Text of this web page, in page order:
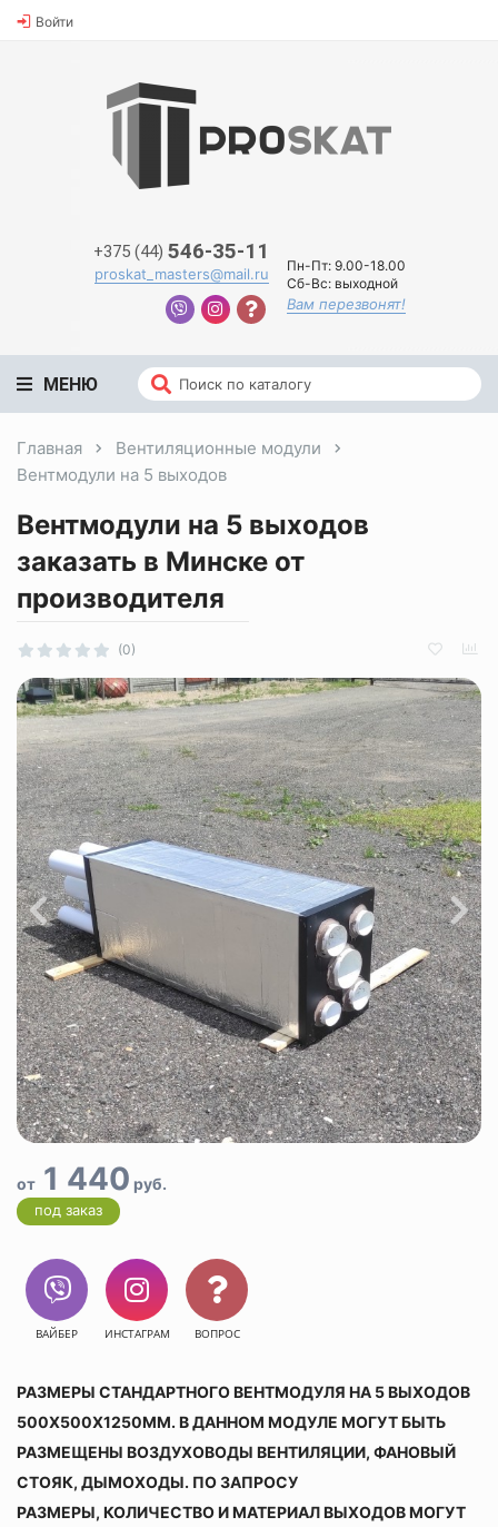
Войти
+375 (44) 546-35-11
proskat_masters@mail.ru Пн-Пт:9.00-18.00
Сб-Вс:выходной
Вам перезвонят!
МЕНЮ
Главная
Вентиляционные модули
Вентмодули на 5 выходов
Вентмодули на 5 выходов
заказать в Минске от
производителя
(0)
от 1 440 руб.
под заказ
ВАЙБЕР ИНСТАГРАМ ВОПРОС
РАЗМЕРЫ СТАНДАРТНОГО ВЕНТМОДУЛЯ НА 5 ВЫХОДОВ
500Х500Х1250ММ. В ДАННОМ МОДУЛЕ МОГУТ БЫТЬ
РАЗМЕЩЕНЫ ВОЗДУХОВОДЫ ВЕНТИЛЯЦИИ, ФАНОВЫЙ
СТОЯК, ДЫМОХОДЫ. ПО ЗАПРОСУ
РАЗМЕРЫ, КОЛИЧЕСТВО И МАТЕРИАЛ ВЫХОДОВ МОГУТ